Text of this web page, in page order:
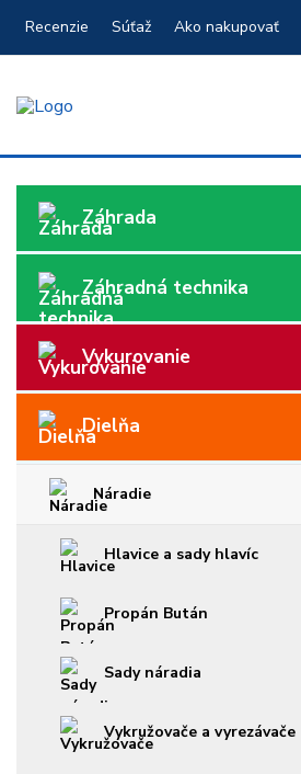
Recenzie Súťaž Ako nakupovať
Záhrada
Záhradná technika
Vykurovanie
Dielňa
Náradie
Hlavice a sady hlavíc
Propán Bután
Sady náradia
Vykružovače a vyrezávače